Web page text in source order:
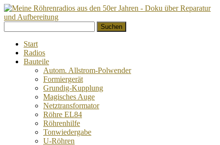
zum
Inhalt
nach:
Start
Radios
Bauteile
Autom. Allstrom-Polwender
Formiergerät
Grundig-Kupplung
Magisches Auge
Netztransformator
Röhre EL84
Röhrenhilfe
Tonwiedergabe
U-Röhren